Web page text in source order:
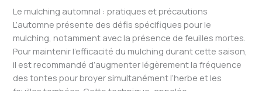
Le mulching automnal : pratiques et précautions
L’automne présente des défis spécifiques pour le
mulching, notamment avec la présence de feuilles mortes.
Pour maintenir l’efficacité du mulching durant cette saison,
il est recommandé d’augmenter légèrement la fréquence
des tontes pour broyer simultanément l’herbe et les